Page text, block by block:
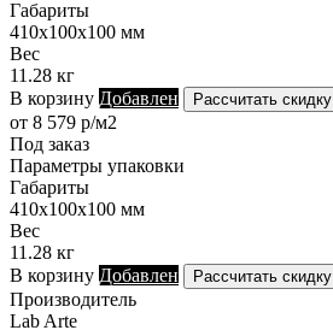
Габариты
410х100х100 мм
Вес
11.28 кг
В корзину Добавлен Рассчитать скидку
от 8 579 р/м2
Под заказ
Параметры упаковки
Габариты
410х100х100 мм
Вес
11.28 кг
В корзину Добавлен Рассчитать скидку
Производитель
Lab Arte